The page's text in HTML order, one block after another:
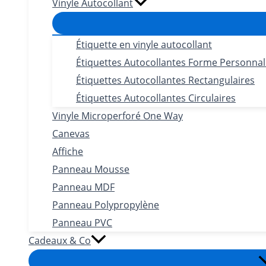
Vinyle Autocollant
Étiquette en vinyle autocollant
Étiquettes Autocollantes Forme
Étiquettes Autocollantes Rectangulaires
Étiquettes Autocollantes Circulaires
Vinyle Microperforé One Way
Canevas
Affiche
Panneau Mousse
Panneau MDF
Panneau Polypropylène
Panneau PVC
Cadeaux & Co